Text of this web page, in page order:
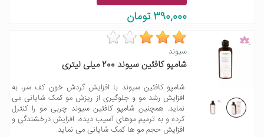
390,000 تومان
سیوند
شامپو کافئین سیوند 200 میلی لیتری
شامپو کافئین سیوند با افزایش گردش خون کف سر، به
افزایش رشد مو و جلوگیری از ریزش مو کمک شایانی می
نماید. همچنین شامپو کافئین سیوند چربی مو را کنترل
کرده و به ترمیم موهای آسیب دیده، افزایش درخشندگی و
افزایش حجم مو ها کمک شایانی می نماید.